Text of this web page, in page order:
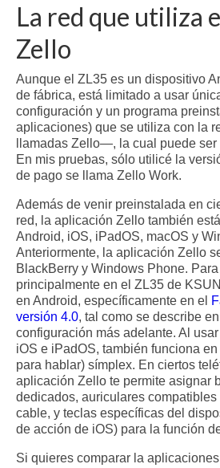
La red que utiliza
Zello
Aunque el ZL35 es un dispositivo
de fábrica, está limitado a usar
configuración y un programa
aplicaciones) que se utiliza con la
llamadas Zello—, la cual puede ser
En mis pruebas, sólo utilicé la
de pago se llama Zello Work.
Además de venir preinstalada en
red, la aplicación Zello también
Android, iOS, iPadOS, macOS y
Anteriormente, la aplicación Zello
BlackBerry y Windows Phone.
principalmente en el ZL35 de
en Android, específicamente en el
versión 4.0, tal como se describe
configuración más adelante. Al
iOS e iPadOS, también funciona
para hablar) símplex. En ciertos
aplicación Zello te permite asignar
dedicados, auriculares
cable, y teclas específicas del
de acción de iOS) para la función
Si quieres comparar la